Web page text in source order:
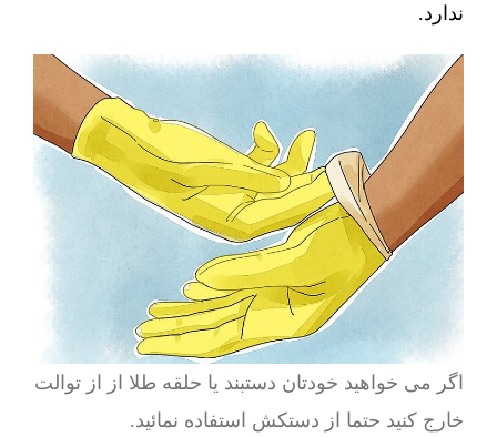
ندارد.
اگر می خواهید خودتان دستبند یا حلقه طلا از از توالت
خارج کنید حتما از دستکش استفاده نمائید.